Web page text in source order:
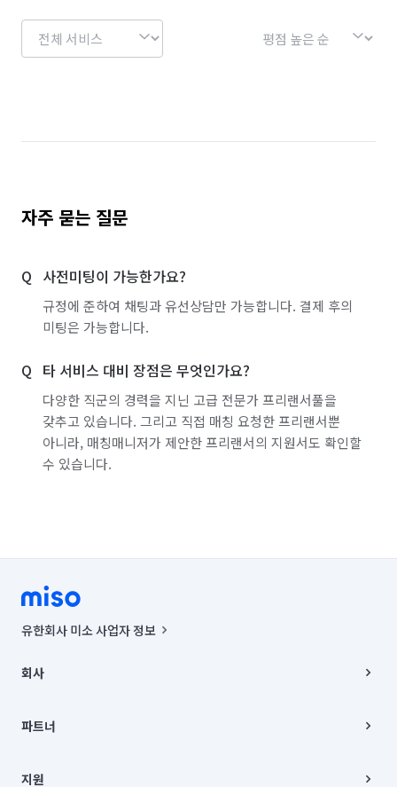
자주 묻는 질문
사전미팅이 가능한가요?
규정에 준하여 채팅과 유선상담만 가능합니다. 결제 후의
미팅은 가능합니다.
타 서비스 대비 장점은 무엇인가요?
다양한 직군의 경력을 지닌 고급 전문가 프리랜서풀을
갖추고 있습니다. 그리고 직접 매칭 요청한 프리랜서뿐
아니라, 매칭매니저가 제안한 프리랜서의 지원서도 확인할
수 있습니다.
유한회사 미소 사업자 정보
00019 |
주소 | 본사: 서울특별시 종로구 율곡로 6(중학동, 트윈트리빌딩) B동 5층
컨택센터 : 서울특별시 종로구 수송동 율곡로 24, 7층, 8층 미소
상품, 상품정보, 거래에 관한 의무와 책임은 거래당사자에게 있습니다.
회사
채용
파트너
이사
지원